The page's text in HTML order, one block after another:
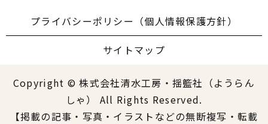
プライバシーポリシー（個人情報保護方針）
サイトマップ
Copyright © 株式会社清水工房・揺籃社（ようらん
しゃ） All Rights Reserved.
【掲載の記事・写真・イラストなどの無断複写・転載